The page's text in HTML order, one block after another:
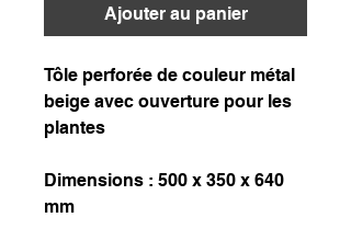
Ajouter au panier
Tôle perforée de couleur métal
beige avec ouverture pour les
plantes
Dimensions : 500 x 350 x 640
mm